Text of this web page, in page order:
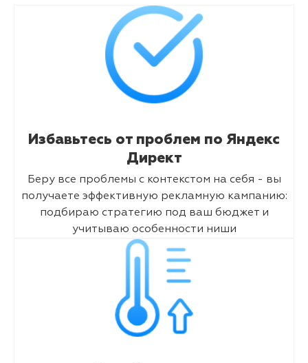
Избавьтесь от проблем по Яндекс
Директ
Беру все проблемы с контекстом на себя - вы
получаете эффективную рекламную кампанию:
подбираю стратегию под ваш бюджет и
учитываю особенности ниши